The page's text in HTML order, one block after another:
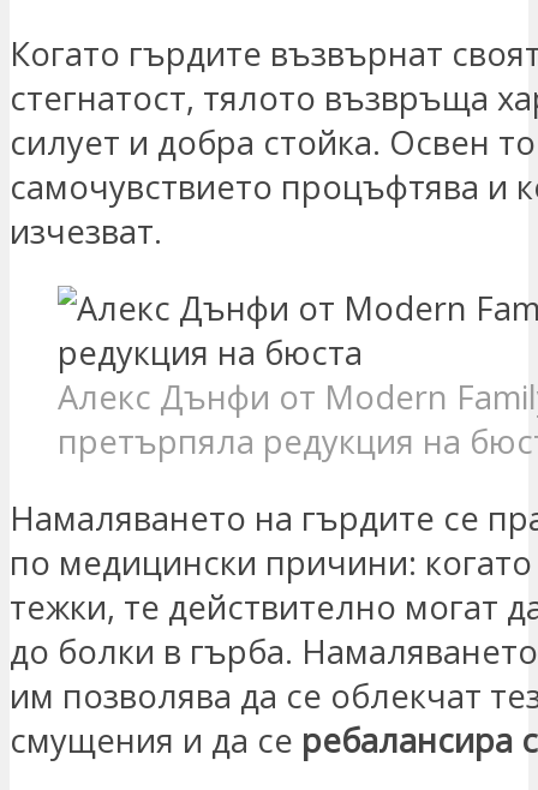
Когато гърдите възвърнат
стегнатост, тялото възвръща
силует и добра стойка. Освен
самочувствието процъфтява и
изчезват.
Алекс Дънфи от Modern
претърпяла редукция на
Намаляването на гърдите се
по медицински причини:
тежки, те действително могат
до болки в гърба.
им позволява да се облекчат
смущения и да се ребалансира